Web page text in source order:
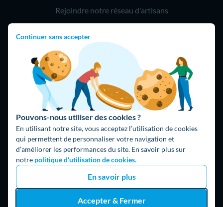
Continuer sans accepter
Pouvons-nous utiliser des cookies ?
En utilisant notre site, vous acceptez l’utilisation de cookies
qui permettent de personnaliser votre navigation et
d’améliorer les performances du site. En savoir plus sur
notre politique d'utilisation de cookies.
En savoir plus
Accepter & Fermer
Rejoindre notre réseau d'artisans
Hello !
09 75 18 60 60
(8h-21h)
75018 Paris
Fait avec ⚡ par Hello Watt
© 2026 Hello Watt |CGU|Mentions légales